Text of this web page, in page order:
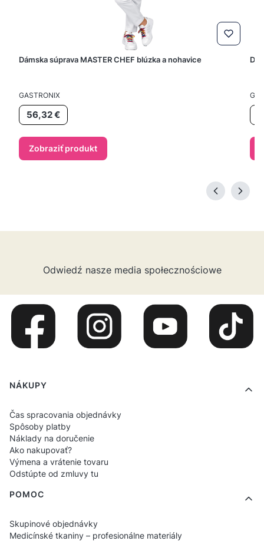
Dámska súprava MASTER CHEF blúzka a nohavice
VÝROBCA
GASTRONIX
Cena56,32 €
Zobraziť produkt
Odwiedź nasze media społecznościowe
Ponuka v pätičke
NÁKUPY
Čas spracovania objednávky
Spôsoby platby
Náklady na doručenie
Ako nakupovať?
Výmena a vrátenie tovaru
Odstúpte od zmluvy tu
POMOC
Skupinové objednávky
Medicínské tkaniny – profesionálne materiály